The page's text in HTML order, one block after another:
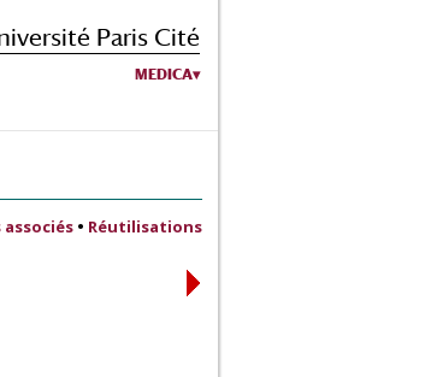
Paris Cité
MEDICA
associés • Réutilisations